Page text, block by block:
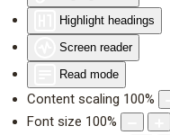
Highlight headings
Screen reader
Read mode
Content scaling 100%
Font size 100%